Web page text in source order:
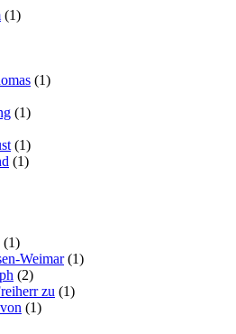
(1)
(1)
(1)
(1)
(1)
(1)
Weimar(1)
(2)
zu (1)
(1)